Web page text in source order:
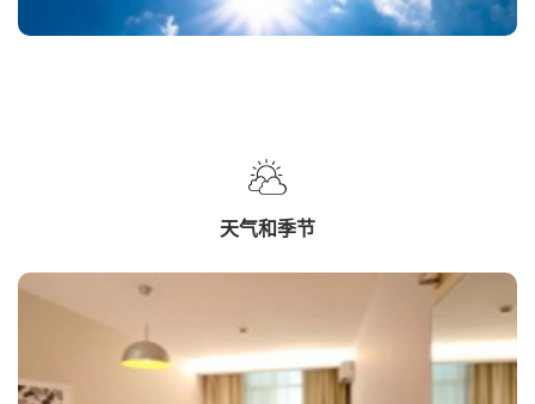
天气和季节